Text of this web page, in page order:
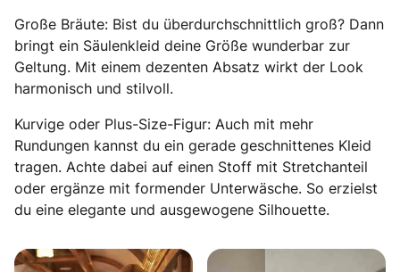
Große Bräute: Bist du überdurchschnittlich groß? Dann
bringt ein Säulenkleid deine Größe wunderbar zur
Geltung. Mit einem dezenten Absatz wirkt der Look
harmonisch und stilvoll.
Kurvige oder Plus-Size-Figur: Auch mit mehr
Rundungen kannst du ein gerade geschnittenes Kleid
tragen. Achte dabei auf einen Stoff mit Stretchanteil
oder ergänze mit formender Unterwäsche. So erzielst
du eine elegante und ausgewogene Silhouette.